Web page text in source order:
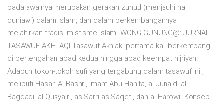
pada awalnya merupakan gerakan zuhud (menjauhi hal
duniawi) dalam Islam, dan dalam perkembangannya
melahirkan tradisi mistisme Islam. WONG GUNUNG@: JURNAL
TASAWUF AKHLAQI Tasawuf Akhlaki pertama kali berkembang
di pertengahan abad kedua hingga abad keempat hijriyah.
Adapun tokoh-tokoh sufi yang tergabung dalam tasawuf ini ,
meliputi Hasan Al-Bashri, Imam Abu Hanifa, al-Junaidi al-
Bagdadi, al-Qusyairi, as-Sarri as-Saqeti, dan al-Harowi. Konsep